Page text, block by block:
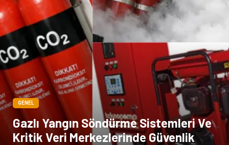
GENEL
Gazlı Yangın Söndürme Sistemleri Ve
Kritik Veri Merkezlerinde Güvenlik